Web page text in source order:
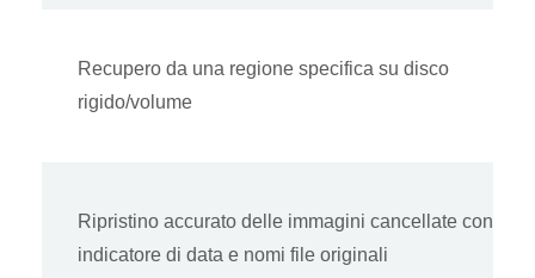
Recupero da una regione specifica su disco
rigido/volume
Ripristino accurato delle immagini cancellate con
indicatore di data e nomi file originali